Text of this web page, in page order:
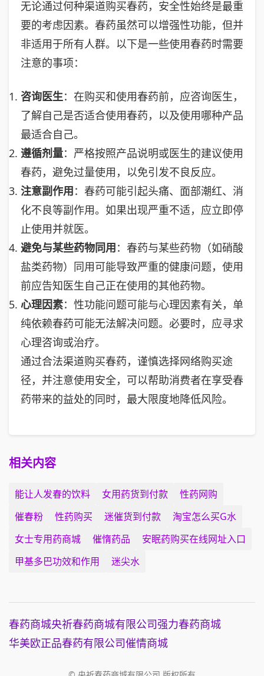
无论通过何种渠道购买春药，安全性始终是最重
要的考虑因素。春药虽然可以增强性功能，但并
非适用于所有人群。以下是一些使用春药时需要
注意的事项：
咨询医生：在购买和使用春药前，应咨询医生，
了解自己是否适合使用春药，以及使用哪种产品
最适合自己。
遵循剂量：严格按照产品说明或医生的建议使用
春药，避免过量使用，以免引发不良反应。
注意副作用：春药可能引起头痛、面部潮红、消
化不良等副作用。如果出现严重不适，应立即停
止使用并就医。
避免与某些药物同用：春药与某些药物（如硝酸
盐类药物）同用可能导致严重的健康问题，使用
前应告知医生自己正在使用的其他药物。
心理因素：性功能问题可能与心理因素有关，单
纯依赖春药可能无法解决问题。必要时，应寻求
心理咨询或治疗。
通过合法渠道购买春药，谨慎选择网络购买途
径，并注意使用安全，可以帮助消费者在享受春
药带来的益处的同时，最大限度地降低风险。
相关内容
能让人发春的饮料 女用药货到付款
性药网购
催春粉
性药购买 迷催货到付款
淘宝怎么买G水
女士专用药商城
催惰药品
安眠药购买在线网址入口
甲基多巴功效和作用
迷尖水
春药商城央祈春药商城有限公司强力春药商城
华美欧正品春药有限公司催情商城